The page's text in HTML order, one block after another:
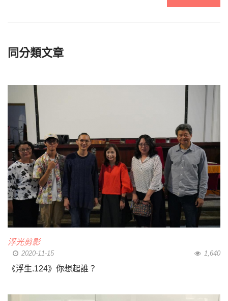
同分類文章
浮光剪影
2020-11-15 1,640
《浮生.124》你想起誰？